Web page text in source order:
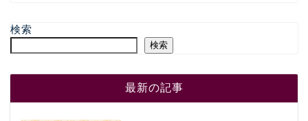
検索
検索
最新の記事